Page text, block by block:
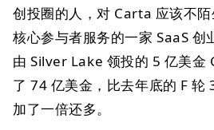
创投圈的人，对 Carta 应该不
核心参与者服务的一家 SaaS 创
由 Silver Lake 领投的 5 亿美金
了 74 亿美金，比去年底的 F 轮
加了一倍还多。